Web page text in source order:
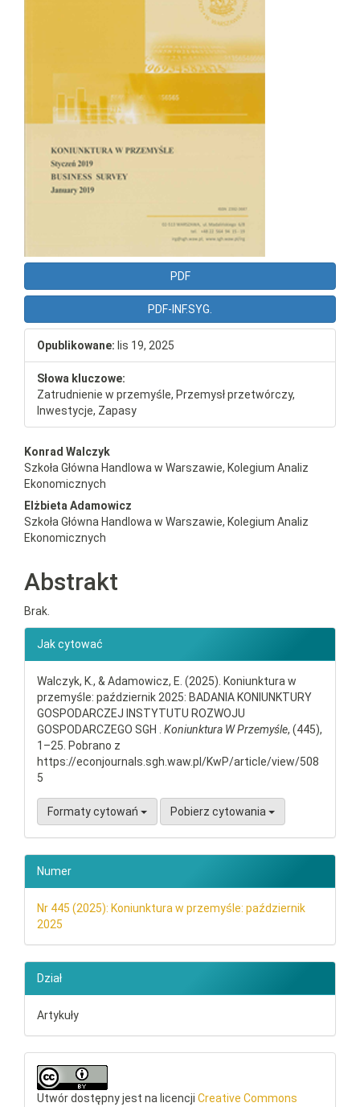
PDF
PDF-INF.SYG.
Opublikowane: lis 19, 2025
Słowa kluczowe:
Zatrudnienie w przemyśle, Przemysł przetwórczy,
Inwestycje, Zapasy
Konrad Walczyk
Szkoła Główna Handlowa w Warszawie, Kolegium Analiz
Ekonomicznych
Elżbieta Adamowicz
Szkoła Główna Handlowa w Warszawie, Kolegium Analiz
Ekonomicznych
Abstrakt
Brak.
Jak cytować
Walczyk, K., & Adamowicz, E. (2025). Koniunktura w
przemyśle: październik 2025: BADANIA KONIUNKTURY
GOSPODARCZEJ INSTYTUTU ROZWOJU
GOSPODARCZEGO SGH . Koniunktura W Przemyśle, (445),
1–25. Pobrano z
https://econjournals.sgh.waw.pl/KwP/article/view/508
5
Formaty cytowań Pobierz cytowania
Numer
Nr 445 (2025): Koniunktura w przemyśle: październik
2025
Dział
Artykuły
Utwór dostępny jest na licencji Creative Commons